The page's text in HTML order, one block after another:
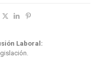
Laboral: